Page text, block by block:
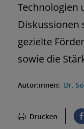
Technologien
Diskussionen
gezielte
sowie die
Autor:innen: Dr.
Drucken